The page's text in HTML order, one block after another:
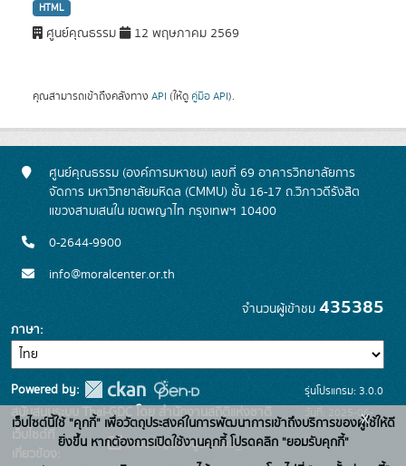
HTML
ศูนย์คุณธรรม 12 พฤษภาคม 2569
คุณสามารถเข้าถึงคลังทาง API (ให้ดู คู่มือ API).
ศูนย์คุณธรรม (องค์การมหาชน) เลขที่ 69 อาคารวิทยาลัยการ
จัดการ มหาวิทยาลัยมหิดล (CMMU) ชั้น 16-17 ถ.วิภาวดีรังสิต
แขวงสามเสนใน เขตพญาไท กรุงเทพฯ 10400
0-2644-9900
info@moralcenter.or.th
จำนวนผู้เข้าชม 435385
ภาษา
Powered by:
สนับสนุนระบบ Thai-GDC โดย สำนักงานสถิติแห่งชาติ
เว็บไซต์ที่
เกี่ยวข้อง:
ระบบบัญชีข้อมูลภาครัฐ
รุ่นโปรแกรม: 3.0.0
วันที่: 2025-06-
26
เว็บไซต์นี้ใช้ "คุกกี้" เพื่อวัตถุประสงค์ในการพัฒนาการเข้าถึงบริการของผู้ใช้ให้ดี
ยิ่งขึ้น หากต้องการเปิดใช้งานคุกกี้ โปรดคลิก "ยอมรับคุกกี้"
x